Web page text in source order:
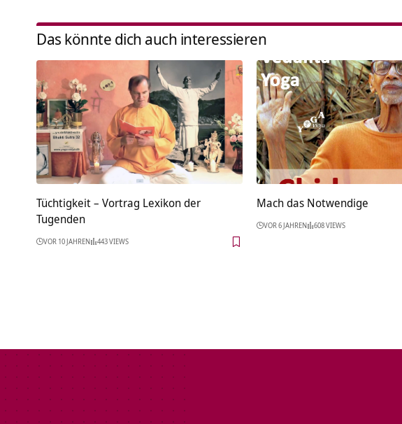
Das könnte dich auch interessieren
Tüchtigkeit – Vortrag Lexikon der
Tugenden
VOR 10 JAHREN 443 VIEWS
Mach das Notwendige
VOR 6 JAHREN 608 VIEWS